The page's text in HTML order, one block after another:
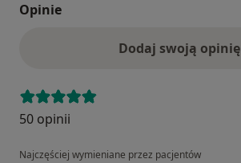
Opinie
Dodaj swoją opinię
50 opinii
Najczęściej wymieniane przez pacjentów